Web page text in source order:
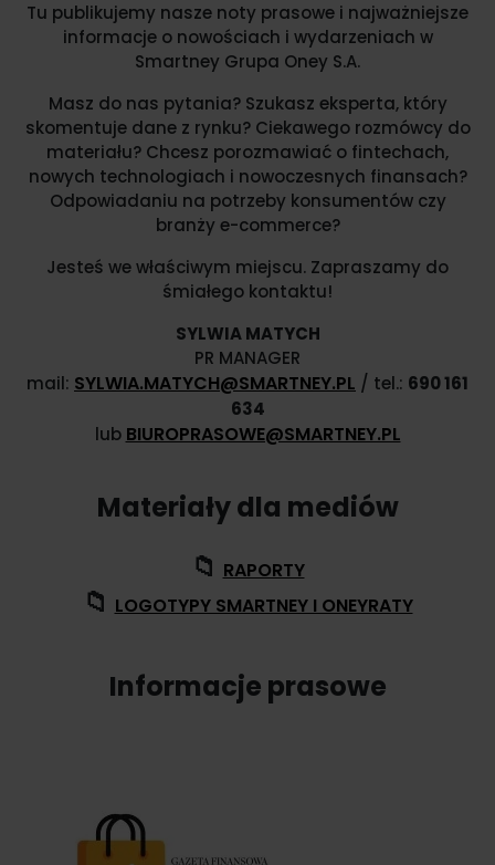
Tu publikujemy nasze noty prasowe i najważniejsze
informacje o nowościach i wydarzeniach w
Smartney Grupa Oney S.A.
Masz do nas pytania? Szukasz eksperta, który
skomentuje dane z rynku? Ciekawego rozmówcy do
materiału? Chcesz porozmawiać o fintechach,
nowych technologiach i nowoczesnych finansach?
Odpowiadaniu na potrzeby konsumentów czy
branży e-commerce?
Jesteś we właściwym miejscu. Zapraszamy do
śmiałego kontaktu!
SYLWIA MATYCH
PR MANAGER
mail: SYLWIA.MATYCH@SMARTNEY.PL / tel.: 690 161
634
lub BIUROPRASOWE@SMARTNEY.PL
Materiały dla mediów
📁 RAPORTY
📁 LOGOTYPY SMARTNEY I ONEYRATY
Informacje prasowe